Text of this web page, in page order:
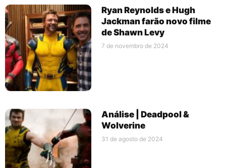
Ryan Reynolds e Hugh
Jackman farão novo filme
de Shawn Levy
7 de novembro de 2024
Análise | Deadpool &
Wolverine
31 de agosto de 2024